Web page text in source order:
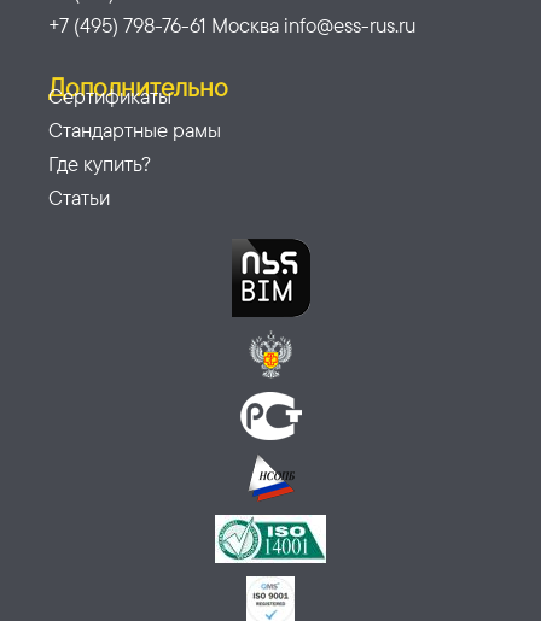
+7 (495) 798-76-61 Москва info@ess-rus.ru
Дополнительно
Сертификаты
Стандартные рамы
Где купить?
Статьи